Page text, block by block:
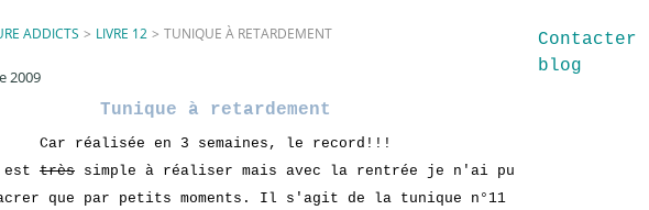
ADDICTS > LIVRE 12 > TUNIQUE À RETARDEMENT
2009
Tunique à retardement
Car réalisée en 3 semaines, le record!!!
est très simple à réaliser mais avec la rentrée je n'ai pu
que par petits moments. Il s'agit de la tunique n°11
blog